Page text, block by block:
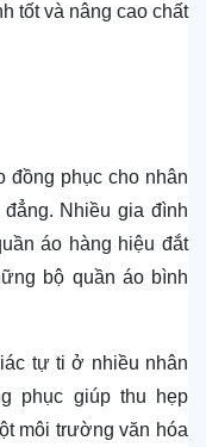
tốt và nâng cao chất
đồng phục cho nhân
Nhiều gia đình
áo hàng hiệu đắt
bộ quần áo bình
tự ti ở nhiều nhân
phục giúp thu hẹp
môi trường văn hóa